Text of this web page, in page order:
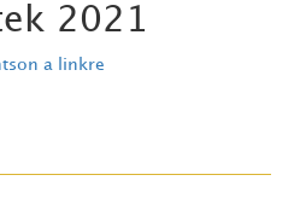
2021
a linkre